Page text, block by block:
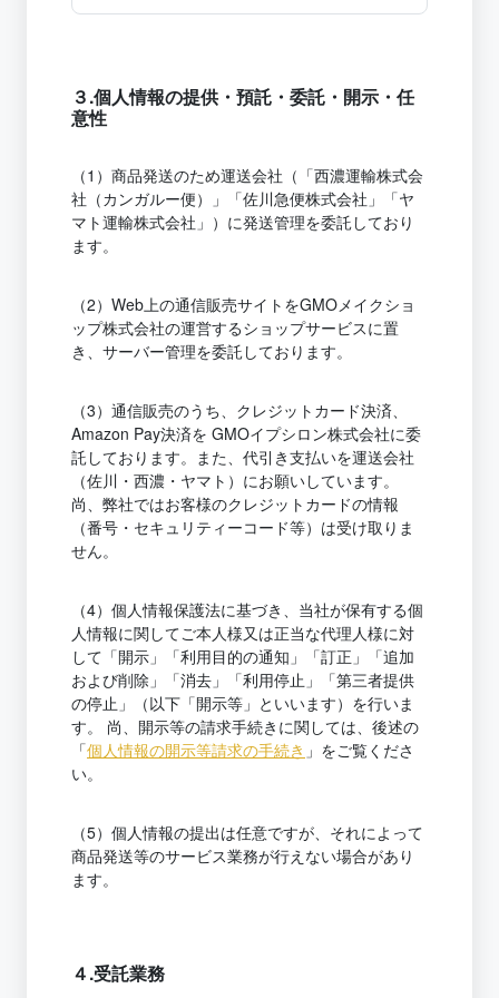
３.個人情報の提供・預託・委託・開示・任
意性
（1）商品発送のため運送会社（「西濃運輸株式会
社（カンガルー便）」「佐川急便株式会社」「ヤ
マト運輸株式会社」）に発送管理を委託しており
ます。
（2）Web上の通信販売サイトをGMOメイクショ
ップ株式会社の運営するショップサービスに置
き、サーバー管理を委託しております。
（3）通信販売のうち、クレジットカード決済、
Amazon Pay決済を GMOイプシロン株式会社に委
託しております。また、代引き支払いを運送会社
（佐川・西濃・ヤマト）にお願いしています。
尚、弊社ではお客様のクレジットカードの情報
（番号・セキュリティーコード等）は受け取りま
せん。
（4）個人情報保護法に基づき、当社が保有する個
人情報に関してご本人様又は正当な代理人様に対
して「開示」「利用目的の通知」「訂正」「追加
および削除」「消去」「利用停止」「第三者提供
の停止」（以下「開示等」といいます）を行いま
す。 尚、開示等の請求手続きに関しては、後述の
「個人情報の開示等請求の手続き 」をご覧くださ
い。
（5）個人情報の提出は任意ですが、それによって
商品発送等のサービス業務が行えない場合があり
ます。
４.受託業務